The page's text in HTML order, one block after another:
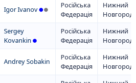
Igor Ivanov
Російська
Федерація
Нижний
Новгород
Sergey
Kovankin
Російська
Федерація
Нижний
Новгород
Andrey Sobakin
Російська
Федерація
Нижний
Новгород